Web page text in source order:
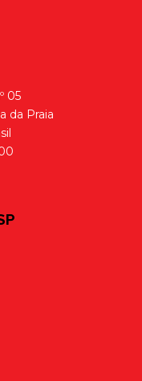
05
da Praia